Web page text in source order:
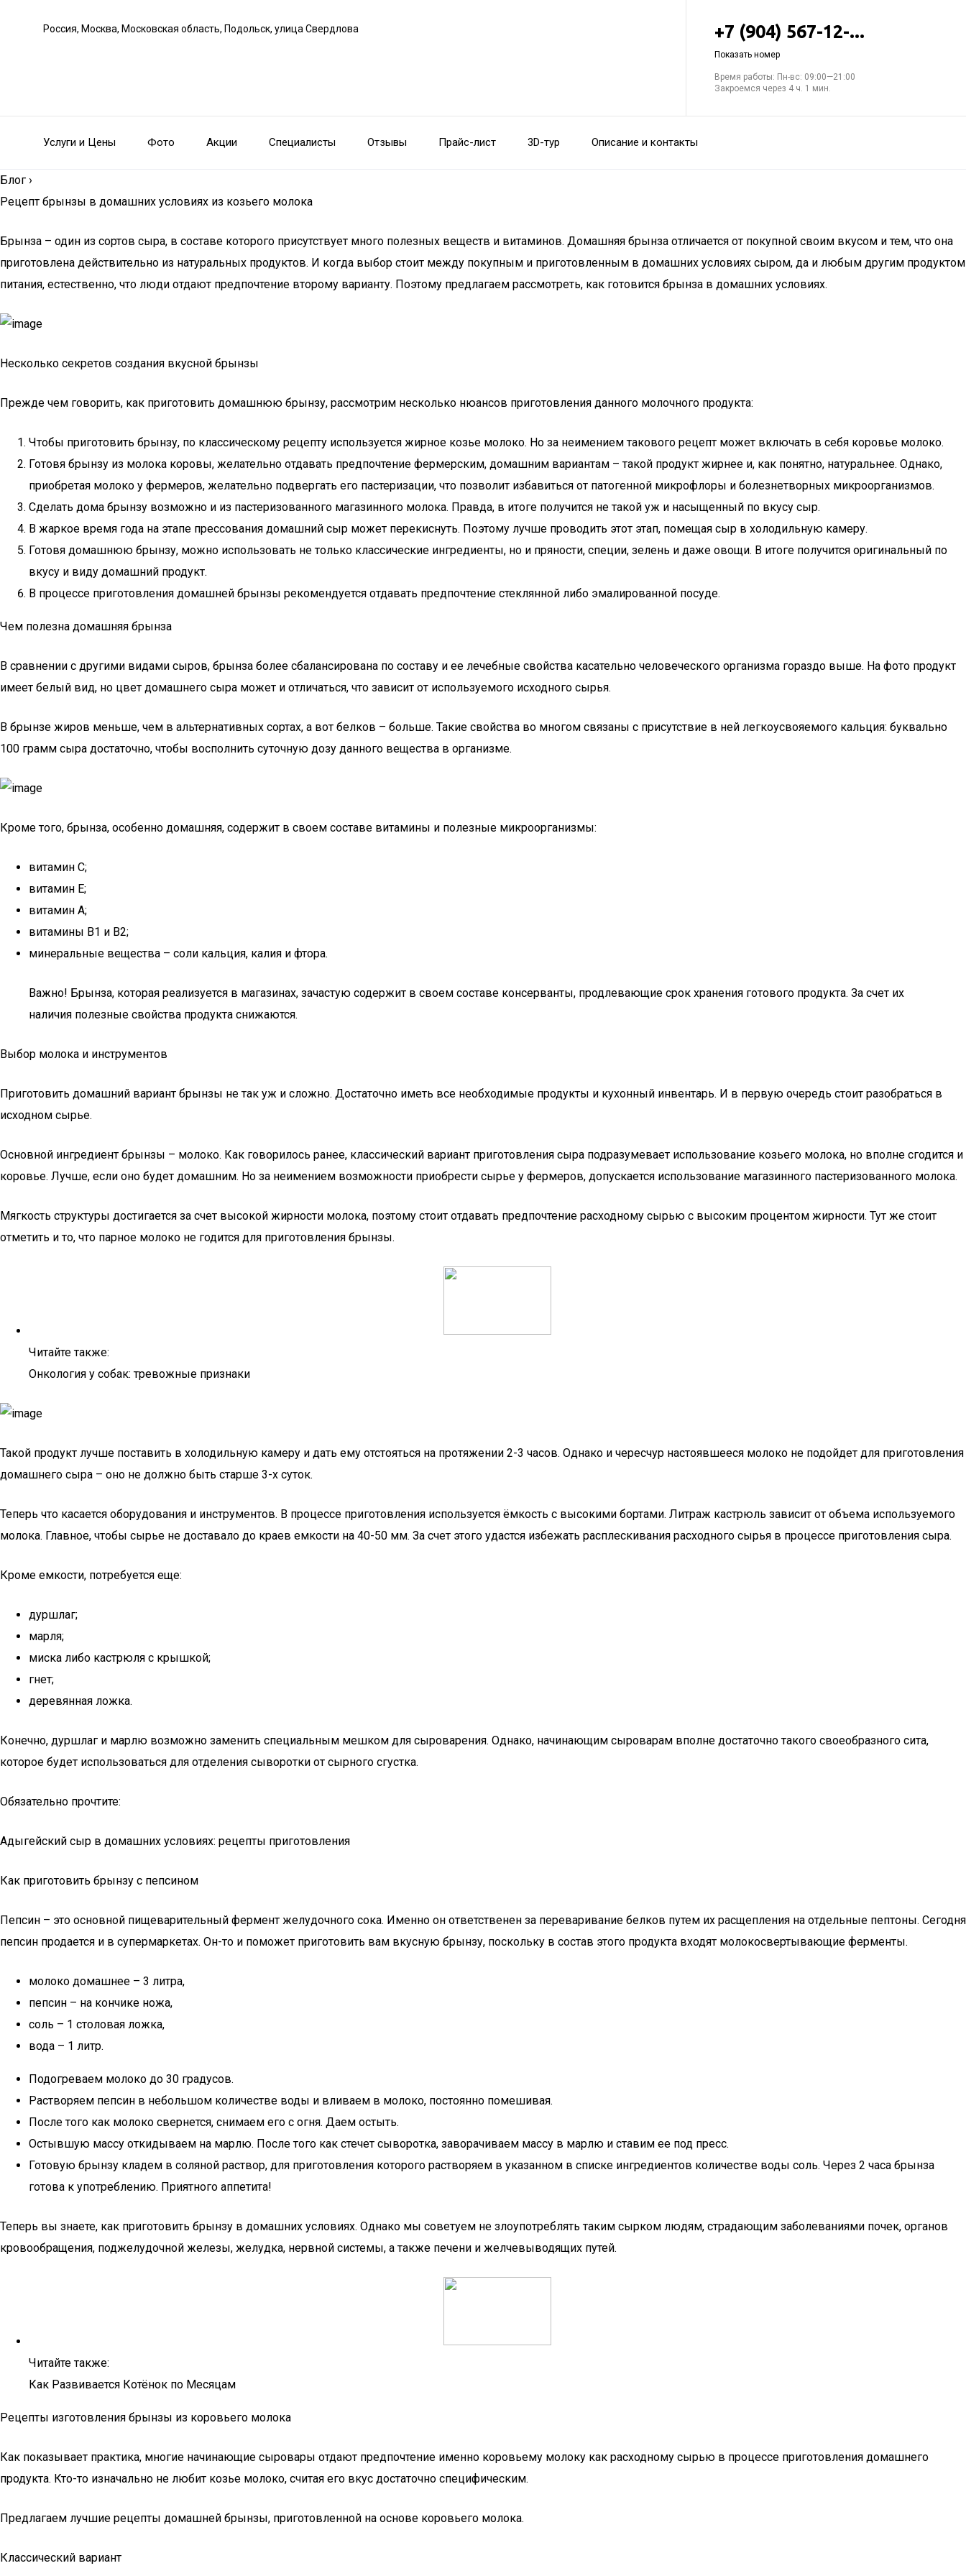
Россия, Москва, Московская область, Подольск, улица Свердлова +7 (904) 567-12-...
Показать номер
Время работы: Пн-вс: 09:00—21:00
Закроемся через 4 ч. 1 мин.
Услуги и Цены Фото Акции Специалисты Отзывы Прайс-лист 3D-тур Описание и контакты
Блог ›
Рецепт брынзы в домашних условиях из козьего молока
Брынза – один из сортов сыра, в составе которого присутствует много полезных веществ и витаминов. Домашняя брынза отличается от покупной своим вкусом и тем, что она
приготовлена действительно из натуральных продуктов. И когда выбор стоит между покупным и приготовленным в домашних условиях сыром, да и любым другим продуктом
питания, естественно, что люди отдают предпочтение второму варианту. Поэтому предлагаем рассмотреть, как готовится брынза в домашних условиях.
Несколько секретов создания вкусной брынзы
Прежде чем говорить, как приготовить домашнюю брынзу, рассмотрим несколько нюансов приготовления данного молочного продукта:
Чтобы приготовить брынзу, по классическому рецепту используется жирное козье молоко. Но за неимением такового рецепт может включать в себя коровье молоко.
Готовя брынзу из молока коровы, желательно отдавать предпочтение фермерским, домашним вариантам – такой продукт жирнее и, как понятно, натуральнее. Однако,
приобретая молоко у фермеров, желательно подвергать его пастеризации, что позволит избавиться от патогенной микрофлоры и болезнетворных микроорганизмов.
Сделать дома брынзу возможно и из пастеризованного магазинного молока. Правда, в итоге получится не такой уж и насыщенный по вкусу сыр.
В жаркое время года на этапе прессования домашний сыр может перекиснуть. Поэтому лучше проводить этот этап, помещая сыр в холодильную камеру.
Готовя домашнюю брынзу, можно использовать не только классические ингредиенты, но и пряности, специи, зелень и даже овощи. В итоге получится оригинальный по
вкусу и виду домашний продукт.
В процессе приготовления домашней брынзы рекомендуется отдавать предпочтение стеклянной либо эмалированной посуде.
Чем полезна домашняя брынза
В сравнении с другими видами сыров, брынза более сбалансирована по составу и ее лечебные свойства касательно человеческого организма гораздо выше. На фото продукт
имеет белый вид, но цвет домашнего сыра может и отличаться, что зависит от используемого исходного сырья.
В брынзе жиров меньше, чем в альтернативных сортах, а вот белков – больше. Такие свойства во многом связаны с присутствие в ней легкоусвояемого кальция: буквально
100 грамм сыра достаточно, чтобы восполнить суточную дозу данного вещества в организме.
Кроме того, брынза, особенно домашняя, содержит в своем составе витамины и полезные микроорганизмы:
витамин С;
витамин Е;
витамин А;
витамины В1 и В2;
минеральные вещества – соли кальция, калия и фтора.
Важно! Брынза, которая реализуется в магазинах, зачастую содержит в своем составе консерванты, продлевающие срок хранения готового продукта. За счет их
наличия полезные свойства продукта снижаются.
Выбор молока и инструментов
Приготовить домашний вариант брынзы не так уж и сложно. Достаточно иметь все необходимые продукты и кухонный инвентарь. И в первую очередь стоит разобраться в
исходном сырье.
Основной ингредиент брынзы – молоко. Как говорилось ранее, классический вариант приготовления сыра подразумевает использование козьего молока, но вполне сгодится и
коровье. Лучше, если оно будет домашним. Но за неимением возможности приобрести сырье у фермеров, допускается использование магазинного пастеризованного молока.
Мягкость структуры достигается за счет высокой жирности молока, поэтому стоит отдавать предпочтение расходному сырью с высоким процентом жирности. Тут же стоит
отметить и то, что парное молоко не годится для приготовления брынзы.
Читайте также:
Онкология у собак: тревожные признаки
Такой продукт лучше поставить в холодильную камеру и дать ему отстояться на протяжении 2-3 часов. Однако и чересчур настоявшееся молоко не подойдет для приготовления
домашнего сыра – оно не должно быть старше 3-х суток.
Теперь что касается оборудования и инструментов. В процессе приготовления используется ёмкость с высокими бортами. Литраж кастрюль зависит от объема используемого
молока. Главное, чтобы сырье не доставало до краев емкости на 40-50 мм. За счет этого удастся избежать расплескивания расходного сырья в процессе приготовления сыра.
Кроме емкости, потребуется еще:
дуршлаг;
марля;
миска либо кастрюля с крышкой;
гнет;
деревянная ложка.
Конечно, дуршлаг и марлю возможно заменить специальным мешком для сыроварения. Однако, начинающим сыроварам вполне достаточно такого своеобразного сита,
которое будет использоваться для отделения сыворотки от сырного сгустка.
Обязательно прочтите:
Адыгейский сыр в домашних условиях: рецепты приготовления
Как приготовить брынзу с пепсином
Пепсин – это основной пищеварительный фермент желудочного сока. Именно он ответственен за переваривание белков путем их расщепления на отдельные пептоны. Сегодня
пепсин продается и в супермаркетах. Он-то и поможет приготовить вам вкусную брынзу, поскольку в состав этого продукта входят молокосвертывающие ферменты.
молоко домашнее – 3 литра,
пепсин – на кончике ножа,
соль – 1 столовая ложка,
вода – 1 литр.
Подогреваем молоко до 30 градусов.
Растворяем пепсин в небольшом количестве воды и вливаем в молоко, постоянно помешивая.
После того как молоко свернется, снимаем его с огня. Даем остыть.
Остывшую массу откидываем на марлю. После того как стечет сыворотка, заворачиваем массу в марлю и ставим ее под пресс.
Готовую брынзу кладем в соляной раствор, для приготовления которого растворяем в указанном в списке ингредиентов количестве воды соль. Через 2 часа брынза
готова к употреблению. Приятного аппетита!
Теперь вы знаете, как приготовить брынзу в домашних условиях. Однако мы советуем не злоупотреблять таким сырком людям, страдающим заболеваниями почек, органов
кровообращения, поджелудочной железы, желудка, нервной системы, а также печени и желчевыводящих путей.
Читайте также:
Как Развивается Котёнок по Месяцам
Рецепты изготовления брынзы из коровьего молока
Как показывает практика, многие начинающие сыровары отдают предпочтение именно коровьему молоку как расходному сырью в процессе приготовления домашнего
продукта. Кто-то изначально не любит козье молоко, считая его вкус достаточно специфическим.
Предлагаем лучшие рецепты домашней брынзы, приготовленной на основе коровьего молока.
Классический вариант